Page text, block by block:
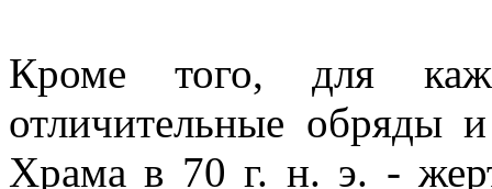
Кроме того, для
отличительные обряды
Храма в 70 г. н. э. -